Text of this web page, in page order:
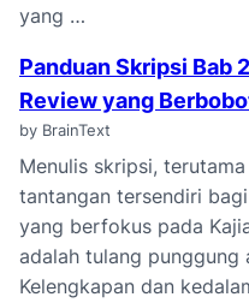
yang …
Panduan Skripsi Bab
Review yang
by BrainText
Menulis skripsi,
tantangan tersendiri
yang berfokus pada
adalah tulang punggung
Kelengkapan dan